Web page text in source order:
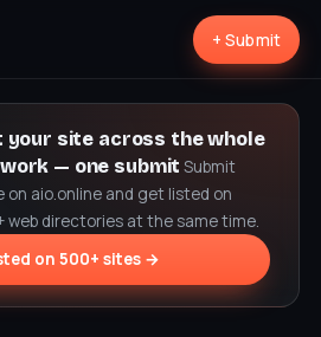
+ Submit
your site across the whole
— one submit Submit
on aio.online and get listed on
web directories at the same time.
on 500+ sites →